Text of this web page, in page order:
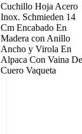
Cuchillo Hoja Acero
Inox. Schmieden 14
Cm Encabado En
Madera con Anillo
Ancho y Virola En
Alpaca Con Vaina
Cuero Vaqueta